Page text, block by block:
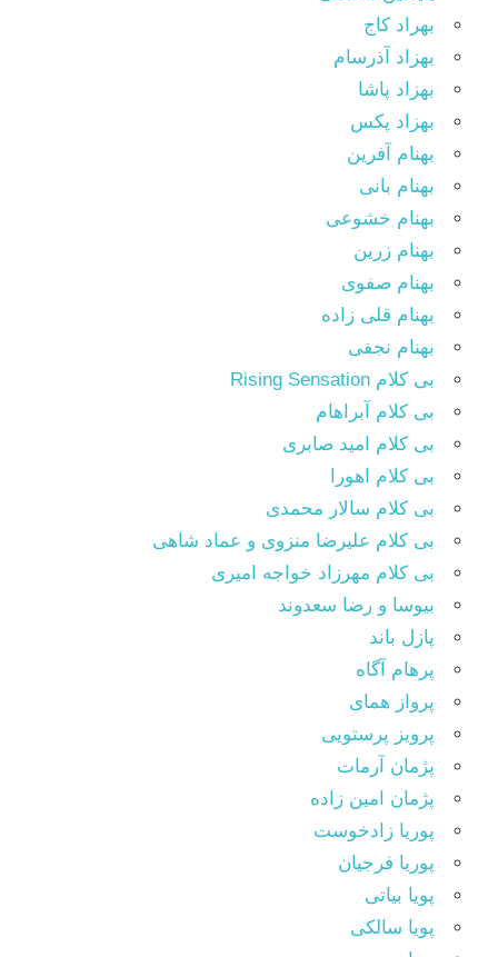
بهراد کاج
بهزاد آذرسام
بهزاد پاشا
بهزاد پکس
بهنام آفرین
بهنام بانی
بهنام خشوعی
بهنام زرین
بهنام صفوی
بهنام قلی زاده
بهنام نجفی
بی کلام Rising Sensation
بی کلام آبراهام
بی کلام امید صابری
بی کلام اهورا
بی کلام سالار محمدی
بی کلام علیرضا منزوی و عماد شاهی
بی کلام مهرزاد خواجه امیری
بیوسا و رضا سعدوند
پازل باند
پرهام آگاه
پرواز همای
پرویز پرستویی
پژمان آرمات
پژمان امین زاده
پوریا زادخوست
پوریا فرجیان
پویا بیاتی
پویا سالکی